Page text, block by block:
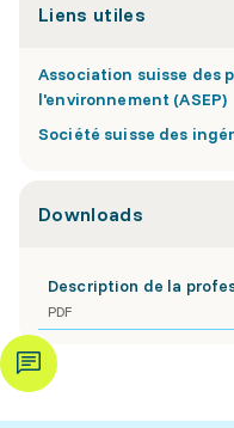
Liens utiles
Association suisse des
l'environnement (ASEP)
Société suisse des
Downloads
Description de la
PDF